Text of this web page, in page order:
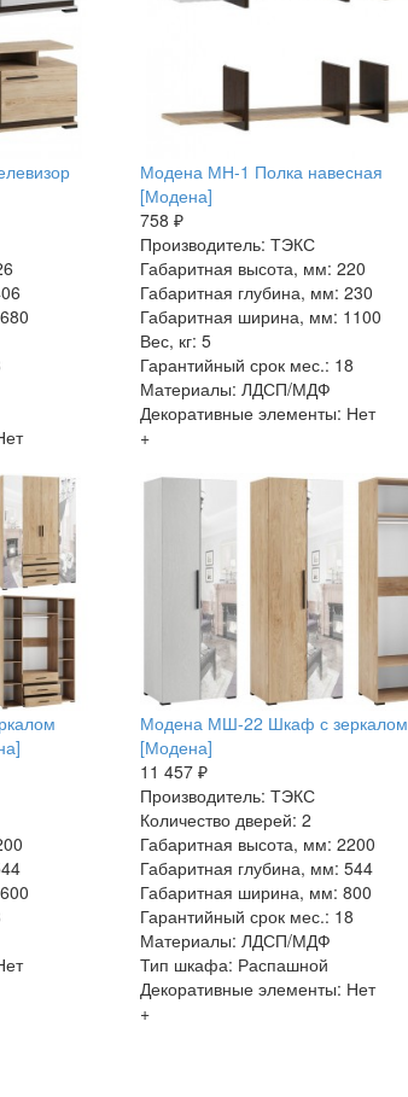
Модена МН-1 Полка навесная
[Модена]
758 ₽
Производитель: ТЭКС
Габаритная высота, мм: 220
Габаритная глубина, мм: 230
Габаритная ширина, мм: 1100
Вес, кг: 5
Гарантийный срок мес.: 18
Материалы: ЛДСП/МДФ
Декоративные элементы: Нет
+
Модена МШ-22 Шкаф с зеркалом
[Модена]
11 457 ₽
Производитель: ТЭКС
Количество дверей: 2
Габаритная высота, мм: 2200
Габаритная глубина, мм: 544
Габаритная ширина, мм: 800
Гарантийный срок мес.: 18
Материалы: ЛДСП/МДФ
Тип шкафа: Распашной
Декоративные элементы: Нет
+